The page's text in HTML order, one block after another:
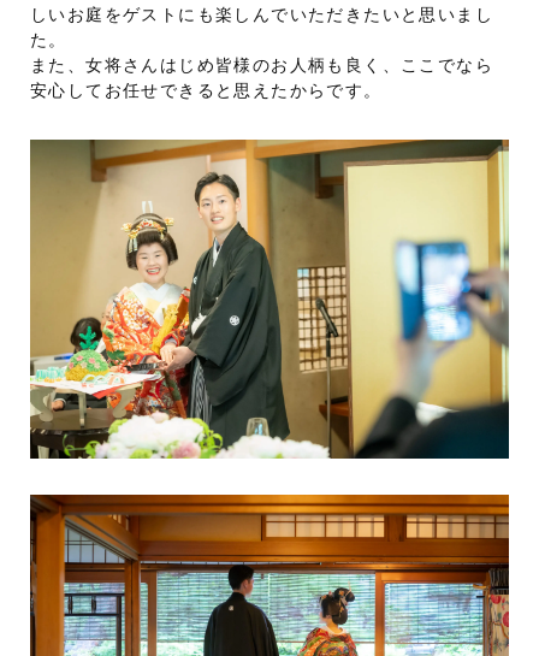
しいお庭をゲストにも楽しんでいただきたいと思いまし
た。
また、女将さんはじめ皆様のお人柄も良く、ここでなら
安心してお任せできると思えたからです。